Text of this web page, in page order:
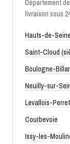
Département
livraison sous
Hauts-de-
Saint-Cloud
Boulogne-
Neuilly-sur-
Levallois-Perret
Courbevoie
Issy-les-